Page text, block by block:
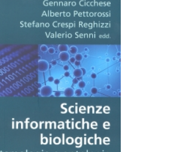
AGGIUNGI AL CARRELLO